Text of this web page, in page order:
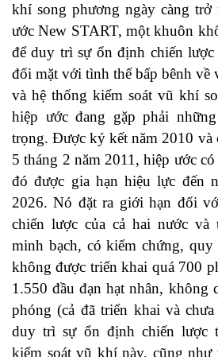
khí song phương ngày càng trở
ước New START, một khuôn
để duy trì sự ổn định chiến lược
đối mặt với tình thế bấp bênh về
và hệ thống kiểm soát vũ khí
hiệp ước đang gặp phải
trọng. Được ký kết năm 2010 và
5 tháng 2 năm 2011, hiệp ước
đó được gia hạn hiệu lực đến
2026. Nó đặt ra giới hạn đối
chiến lược của cả hai nước và
minh bạch, có kiểm chứng,
không được triển khai quá 700
1.550 đầu đạn hạt nhân, không
phóng (cả đã triển khai và
duy trì sự ổn định chiến lược
kiểm soát vũ khí này, cũng như